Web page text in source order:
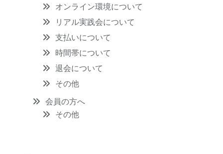
オンライン環境について
リアル実践会について
支払いについて
時間帯について
退会について
その他
会員の方へ
その他